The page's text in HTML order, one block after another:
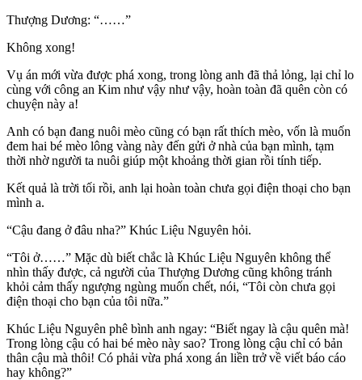
Thượng Dương: “……”
Không xong!
Vụ án mới vừa được phá xong, trong lòng anh đã thả lỏng, lại chỉ lo
cùng với công an Kim như vậy như vậy, hoàn toàn đã quên còn có
chuyện này a!
Anh có bạn đang nuôi mèo cũng có bạn rất thích mèo, vốn là muốn
đem hai bé mèo lông vàng này đến gửi ở nhà của bạn mình, tạm
thời nhờ người ta nuôi giúp một khoảng thời gian rồi tính tiếp.
Kết quả là trời tối rồi, anh lại hoàn toàn chưa gọi điện thoại cho bạn
mình a.
“Cậu đang ở đâu nha?” Khúc Liệu Nguyên hỏi.
“Tôi ở……” Mặc dù biết chắc là Khúc Liệu Nguyên không thể
nhìn thấy được, cả người của Thượng Dương cũng không tránh
khỏi cảm thấy ngượng ngùng muốn chết, nói, “Tôi còn chưa gọi
điện thoại cho bạn của tôi nữa.”
Khúc Liệu Nguyên phê bình anh ngay: “Biết ngay là cậu quên mà!
Trong lòng cậu có hai bé mèo này sao? Trong lòng cậu chỉ có bản
thân cậu mà thôi! Có phải vừa phá xong án liền trở về viết báo cáo
hay không?”